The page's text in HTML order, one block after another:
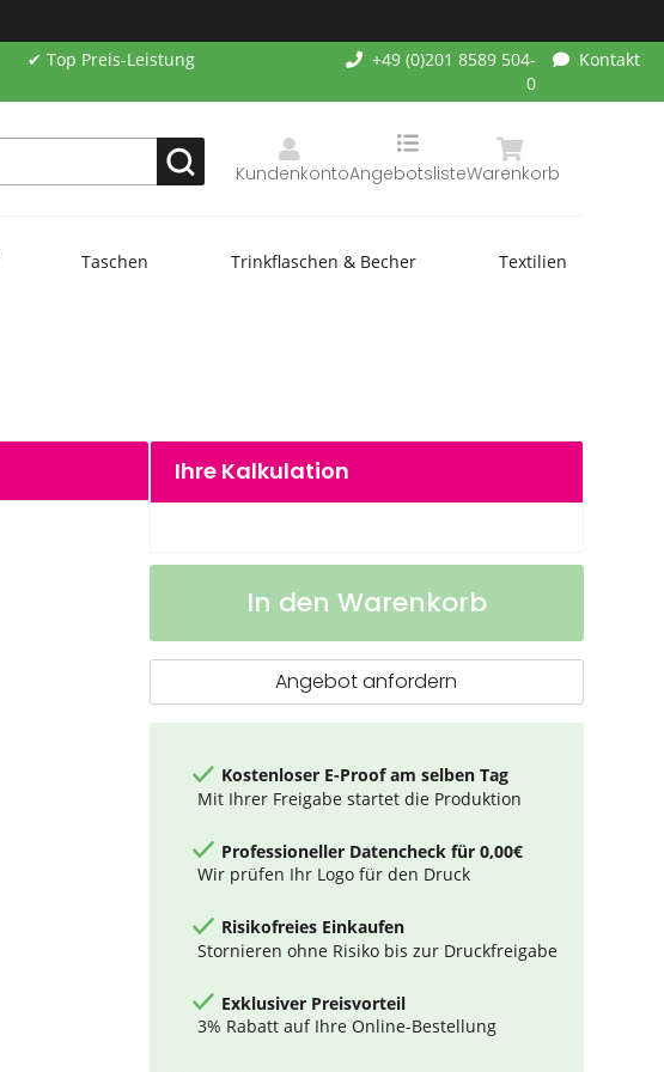
✔ Top Preis-Leistung
+49 (0)201 8589 504-
0
Kontakt
Kundenkonto Warenkorb
Angebotsliste
Taschen Trinkflaschen & Becher Textilien
Ihre Kalkulation
Dax
Kugelschreiber
Auf
In den Warenkorb
Angebot anfordern
Kostenloser E-Proof am selben Tag
Mit Ihrer Freigabe startet die Produktion
Professioneller Datencheck für 0,00€
Wir prüfen Ihr Logo für den Druck
Risikofreies Einkaufen
Stornieren ohne Risiko bis zur Druckfreigabe
Exklusiver Preisvorteil
3% Rabatt auf Ihre Online-Bestellung